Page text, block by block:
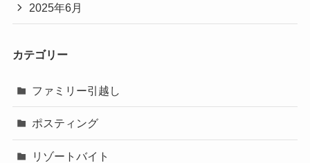
2025年6月
カテゴリー
ファミリー引越し
ポスティング
リゾートバイト